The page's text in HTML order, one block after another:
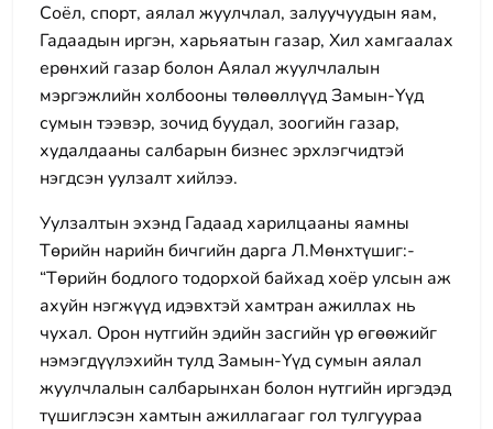
Соёл, спорт, аялал жуулчлал, залуучуудын яам,
Гадаадын иргэн, харьяатын газар, Хил хамгаалах
ерөнхий газар болон Аялал жуулчлалын
мэргэжлийн холбооны төлөөллүүд Замын-Үүд
сумын тээвэр, зочид буудал, зоогийн газар,
худалдааны салбарын бизнес эрхлэгчидтэй
нэгдсэн уулзалт хийлээ.
Уулзалтын эхэнд Гадаад харилцааны яамны
Төрийн нарийн бичгийн дарга Л.Мөнхтүшиг:-
“Төрийн бодлого тодорхой байхад хоёр улсын аж
ахуйн нэгжүүд идэвхтэй хамтран ажиллах нь
чухал. Орон нутгийн эдийн засгийн үр өгөөжийг
нэмэгдүүлэхийн тулд Замын-Үүд сумын аялал
жуулчлалын салбарынхан болон нутгийн иргэдэд
түшиглэсэн хамтын ажиллагааг гол тулгуураа